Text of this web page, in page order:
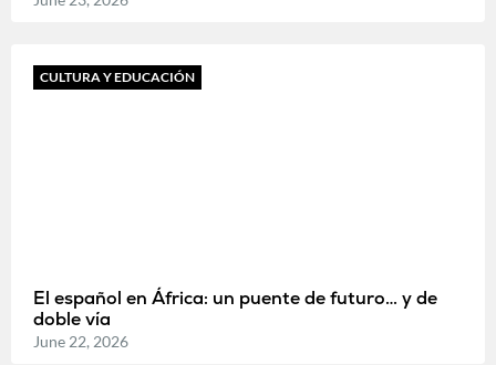
CULTURA Y EDUCACIÓN
El español en África: un puente de futuro… y de
doble vía
June 22, 2026